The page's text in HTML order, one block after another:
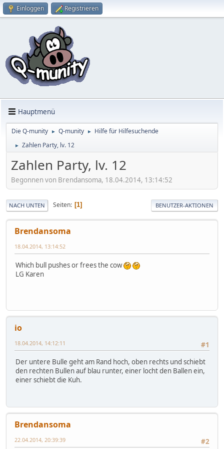
Einloggen Registrieren
Hauptmenü
Die Q-munity ► Q-munity ► Hilfe für Hilfesuchende
► Zahlen Party, lv. 12
Zahlen Party, lv. 12
Begonnen von Brendansoma, 18.04.2014, 13:14:52
NACH UNTEN Seiten 1 BENUTZER-AKTIONEN
Brendansoma
18.04.2014, 13:14:52
Which bull pushes or frees the cow
LG Karen
io
#1
18.04.2014, 14:12:11
Der untere Bulle geht am Rand hoch, oben rechts und schiebt
den rechten Bullen auf blau runter, einer locht den Ballen ein,
einer schiebt die Kuh.
Brendansoma
#2
22.04.2014, 20:39:39